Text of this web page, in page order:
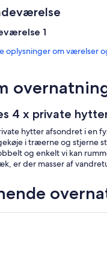
1
oplysninger om værelser
4 x private
hytter afsondret i en
i træerne og stjerne
og enkelt vi kan
er der masser af
Cottage Delight in